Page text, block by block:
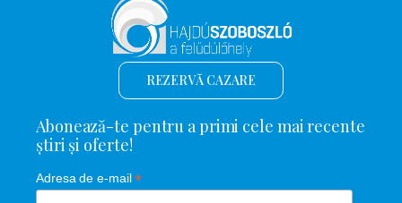
REZERVĂ CAZARE
Abonează-te pentru a primi cele mai recente
știri și oferte!
Adresa de e-mail*